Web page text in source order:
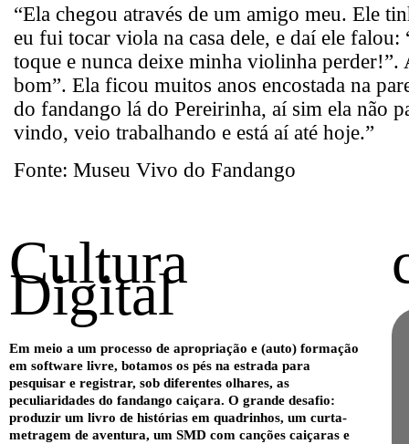
“Ela chegou através de um amigo meu. Ele
eu fui tocar viola na casa dele, e daí ele falou:
toque e nunca deixe minha violinha perder!”.
bom”. Ela ficou muitos anos encostada na
do fandango lá do Pereirinha, aí sim ela não
vindo, veio trabalhando e está aí até hoje.”
Fonte: Museu Vivo do Fandango
Cultura
Digital
Em meio a um processo de apropriação e (auto) formação
em software livre, botamos os pés na estrada para
pesquisar e registrar, sob diferentes olhares, as
peculiaridades do fandango caiçara. O grande desafio:
produzir um livro de histórias em quadrinhos, um curta-
metragem de aventura, um SMD com canções caiçaras e